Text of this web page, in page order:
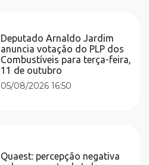
Deputado Arnaldo Jardim
anuncia votação do PLP dos
Combustíveis para terça-feira,
11 de outubro
05/08/2026 16:50
Quaest: percepção negativa